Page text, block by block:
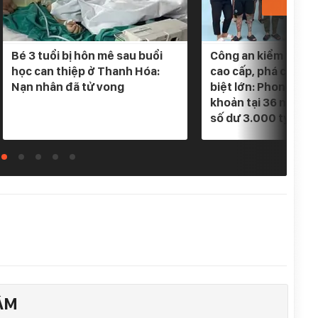
Bé 3 tuổi bị hôn mê sau buổi
học can thiệp ở Thanh Hóa:
Nạn nhân đã tử vong
Công an kiểm tra 5
cao cấp, phá
biệt lớn: Phong tỏa
khoản tại 36 ngân
số dư 3.000 tỷ